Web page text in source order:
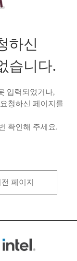
하신
습니다.
입력되었거나,
청하신 페이지를
확인해 주세요.
페이지